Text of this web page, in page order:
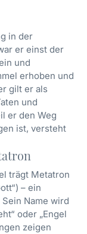
in der
er einst der
und
erhoben und
gilt er als
und
er den Weg
ist, versteht
trägt Metatron
– ein
Name wird
oder „Engel
zeigen